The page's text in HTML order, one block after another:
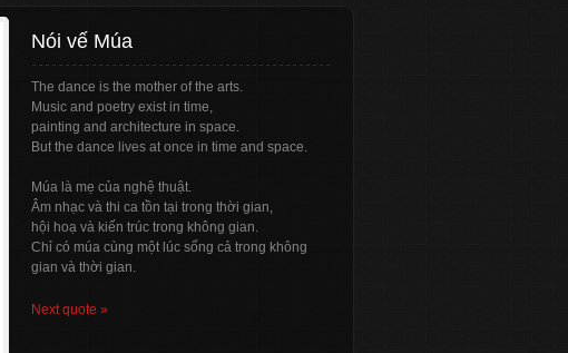
Nói vế Múa
The dance is the mother of the arts.
Music and poetry exist in time,
painting and architecture in space.
But the dance lives at once in time and space.
Múa là mẹ của nghệ thuật.
Âm nhạc và thi ca tồn tại trong thời gian,
hội hoạ và kiến trúc trong không gian.
Chỉ có múa cùng một lúc sống cả trong không
gian và thời gian.
Next quote »